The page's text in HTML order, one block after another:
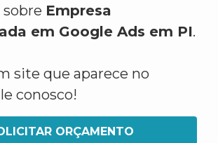
sobre Empresa
em Google Ads em PI.
site que aparece no
conosco!
ORÇAMENTO